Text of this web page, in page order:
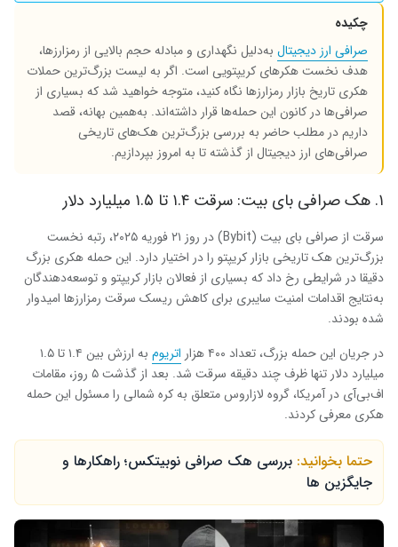
چکیده
صرافی ارز دیجیتال به‌دلیل نگهداری و مبادله حجم بالایی از رمزارزها،
هدف نخست هکرهای کریپتویی است. اگر به لیست بزرگ‌ترین حملات
هکری تاریخ بازار رمزارزها نگاه کنید، متوجه خواهید شد که بسیاری از
صرافی‌ها در کانون این حمله‌ها قرار داشته‌اند. به‌همین بهانه، قصد
داریم در مطلب حاضر به بررسی بزرگ‌ترین هک‌های تاریخی
صرافی‌های ارز دیجیتال از گذشته تا به امروز بپردازیم.
۱. هک صرافی بای بیت: سرقت ۱.۴ تا ۱.۵ میلیارد دلار
سرقت از صرافی بای بیت (Bybit) در روز ۲۱ فوریه ۲۰۲۵، رتبه نخست
بزرگ‌ترین هک تاریخی بازار کریپتو را در اختیار دارد. این حمله هکری بزرگ
دقیقا در شرایطی رخ داد که بسیاری از فعالان بازار کریپتو و توسعه‌دهندگان
به‌نتایج اقدامات امنیت سایبری برای کاهش ریسک سرقت رمزارزها امیدوار
شده بودند.
در جریان این حمله بزرگ، تعداد ۴۰۰ هزار
اتریوم
به ارزش بین ۱.۴ تا ۱.۵
میلیارد دلار تنها ظرف چند دقیقه سرقت شد. بعد از گذشت ۵ روز، مقامات
اف‌بی‌آی در آمریکا، گروه لازاروس متعلق به کره شمالی را مسئول این حمله
هکری معرفی کردند.
حتما بخوانید: بررسی هک صرافی نوبیتکس؛ راهکارها و
جایگزین ‌ها